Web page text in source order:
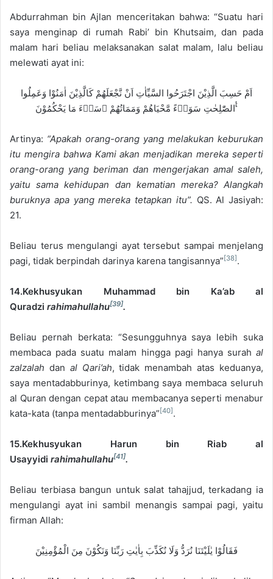
Abdurrahman bin Ajlan menceritakan bahwa: “Suatu hari
saya menginap di rumah Rabi’ bin Khutsaim, dan pada
malam hari beliau melaksanakan salat malam, lalu beliau
melewati ayat ini:
اَمْ حَسِبَ الَّذِيْنَ اجْتَرَحُوا السَّيِّاٰتِ اَنْ نَّجْعَلَهُمْ كَالَّذِيْنَ اٰمَنُوْا وَعَمِلُوا
الصّٰلِحٰتِ سَوَاۤءً مَّحْيَاهُمْ وَمَمَاتُهُمْ ۗسَاۤءَ مَا يَحْكُمُوْنَ ࣖࣖ
Artinya: “Apakah orang-orang yang melakukan keburukan
itu mengira bahwa Kami akan menjadikan mereka seperti
orang-orang yang beriman dan mengerjakan amal saleh,
yaitu sama kehidupan dan kematian mereka? Alangkah
buruknya apa yang mereka tetapkan itu”. QS. Al Jasiyah:
21.
Beliau terus mengulangi ayat tersebut sampai menjelang
pagi, tidak berpindah darinya karena tangisannya” [38] .
14.Kekhusyukan Muhammad bin Ka’ab al
Quradzi rahimahullahu[39].
Beliau pernah berkata: “Sesungguhnya saya lebih suka
membaca pada suatu malam hingga pagi hanya surah al
zalzalah dan al Qari’ah, tidak menambah atas keduanya,
saya mentadabburinya, ketimbang saya membaca seluruh
al Quran dengan cepat atau membacanya seperti menabur
kata-kata (tanpa mentadabburinya” [40] .
15.Kekhusyukan Harun bin Riab al
Usayyidi rahimahullahu[41].
Beliau terbiasa bangun untuk salat tahajjud, terkadang ia
mengulangi ayat ini sambil menangis sampai pagi, yaitu
firman Allah:
فَقَالُوْا يٰلَيْتَنَا نُرَدُّ وَلَا نُكَذِّبَ بِاٰيٰتِ رَبِّنَا وَنَكُوْنَ مِنَ الْمُؤْمِنِيْنَ